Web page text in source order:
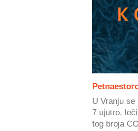
U Vranju
7 ujutro,
tog broja